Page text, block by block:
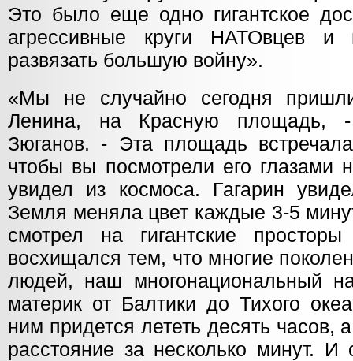
Это было еще одно гигантское
агрессивные круги НАТОвцев
развязать большую войну».
«Мы не случайно сегодня
Ленина, на Красную площадь,
Зюганов. - Эта площадь
чтобы вы посмотрели его глазами
увидел из космоса. Гагарин
Земля меняла цвет каждые 3-5
смотрел на гигантские
восхищался тем, что многие
людей, наш многонациональный
материк от Балтики до Тихого
ним придется лететь десять часов,
расстояние за несколько минут.